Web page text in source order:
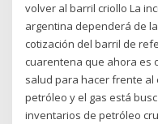
volver al barril criollo La
argentina dependerá de
cotización del barril de
cuarentena que ahora es
salud para hacer frente
petróleo y el gas está
inventarios de petróleo